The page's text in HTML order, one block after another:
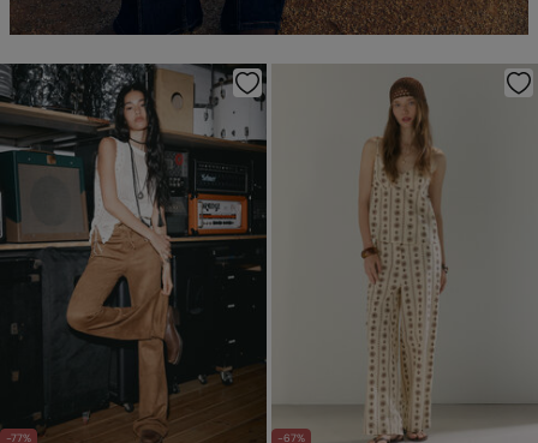
-77% -67%